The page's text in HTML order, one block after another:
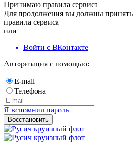
Принимаю правила сервиса
Для продолжения вы должны принять
правила сервиса
или
Войти с ВКонтакте
Авторизация с помощью:
E-mail
Телефона
Я вспомнил пароль
Восстановить